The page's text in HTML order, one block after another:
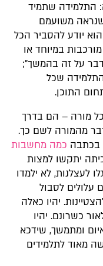
התלמידה שתמיד
משועמם
יודע להסביר הכל
במיוחד או
על זה בהמשך";
התלמידה שכל
התוכן.
מורה – הם בדרך
מהמורה לשם כך.
בכתבה כמה מחשבות
יתקשו למצות
לעצלנות, לא ילמדו
עלולים לסבול
יהיו כאלה
כשרונם. יהיו
ומתמשך, שידכא
מאוד לתלמידים